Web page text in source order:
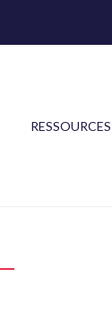
RESSOURCES